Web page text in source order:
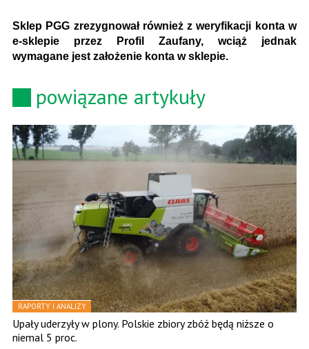
Sklep PGG zrezygnował również z weryfikacji konta w
e-sklepie przez Profil Zaufany, wciąż jednak
wymagane jest założenie konta w sklepie.
powiązane artykuły
RAPORTY I ANALIZY
Upały uderzyły w plony. Polskie zbiory zbóż będą niższe o
niemal 5 proc.